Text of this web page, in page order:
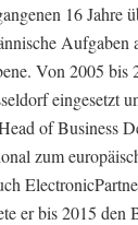
16 Jahre
Aufgaben
Von 2005 bis
eingesetzt
of Business
zum
er bis 2015 den